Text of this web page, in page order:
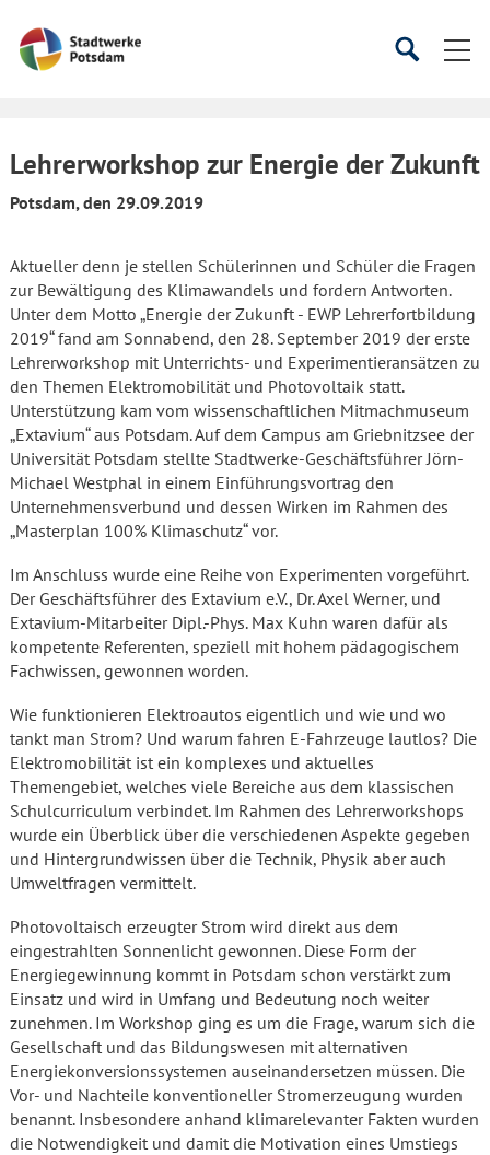
Startseite
SucheSuche
Lehrerworkshop zur Energie der Zukunft
Potsdam, den 29.09.2019
Aktueller denn je stellen Schülerinnen und Schüler die Fragen
zur Bewältigung des Klimawandels und fordern Antworten.
Unter dem Motto „Energie der Zukunft - EWP Lehrerfortbildung
2019“ fand am Sonnabend, den 28. September 2019 der erste
Lehrerworkshop mit Unterrichts- und Experimentieransätzen zu
den Themen Elektromobilität und Photovoltaik statt.
Unterstützung kam vom wissenschaftlichen Mitmachmuseum
„Extavium“ aus Potsdam. Auf dem Campus am Griebnitzsee der
Universität Potsdam stellte Stadtwerke-Geschäftsführer Jörn-
Michael Westphal in einem Einführungsvortrag den
Unternehmensverbund und dessen Wirken im Rahmen des
„Masterplan 100% Klimaschutz“ vor.
Im Anschluss wurde eine Reihe von Experimenten vorgeführt.
Der Geschäftsführer des Extavium e.V., Dr. Axel Werner, und
Extavium-Mitarbeiter Dipl.-Phys. Max Kuhn waren dafür als
kompetente Referenten, speziell mit hohem pädagogischem
Fachwissen, gewonnen worden.
Wie funktionieren Elektroautos eigentlich und wie und wo
tankt man Strom? Und warum fahren E-Fahrzeuge lautlos? Die
Elektromobilität ist ein komplexes und aktuelles
Themengebiet, welches viele Bereiche aus dem klassischen
Schulcurriculum verbindet. Im Rahmen des Lehrerworkshops
wurde ein Überblick über die verschiedenen Aspekte gegeben
und Hintergrundwissen über die Technik, Physik aber auch
Umweltfragen vermittelt.
Photovoltaisch erzeugter Strom wird direkt aus dem
eingestrahlten Sonnenlicht gewonnen. Diese Form der
Energiegewinnung kommt in Potsdam schon verstärkt zum
Einsatz und wird in Umfang und Bedeutung noch weiter
zunehmen. Im Workshop ging es um die Frage, warum sich die
Gesellschaft und das Bildungswesen mit alternativen
Energiekonversionssystemen auseinandersetzen müssen. Die
Vor- und Nachteile konventioneller Stromerzeugung wurden
benannt. Insbesondere anhand klimarelevanter Fakten wurden
die Notwendigkeit und damit die Motivation eines Umstiegs